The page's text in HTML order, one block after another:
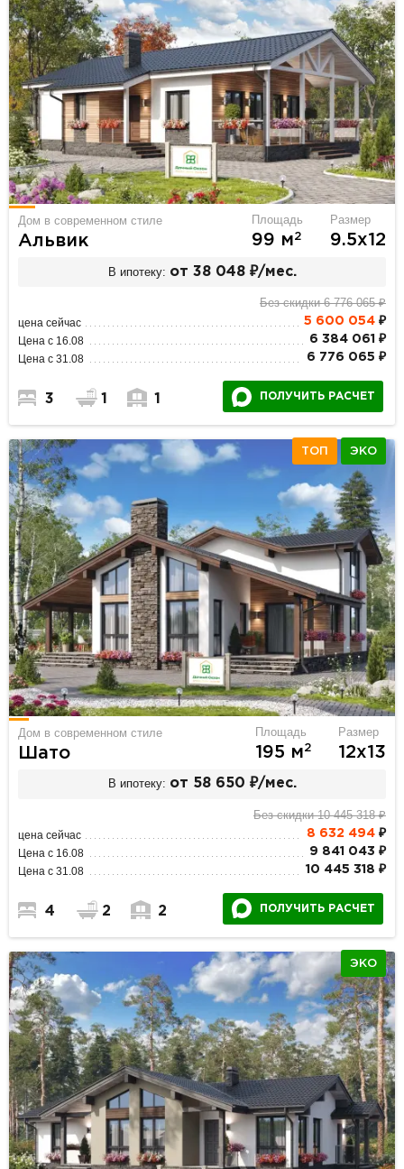
Дом в современном стиле
Альвик
Площадь
99 м2
Размер
9.5х12
В ипотеку: от 38 048 ₽/мес.
Без скидки 6 776 065 ₽
цена сейчас 5 600 054₽
Цена с 16.08 6 384 061 ₽
Цена с 31.08 6 776 065 ₽
3 1 1 ПОЛУЧИТЬ РАСЧЕТ
ТОП ЭКО
Дом в современном стиле
Шато
Площадь
195 м2
Размер
12х13
В ипотеку: от 58 650 ₽/мес.
Без скидки 10 445 318 ₽
цена сейчас 8 632 494₽
Цена с 16.08 9 841 043 ₽
Цена с 31.08 10 445 318 ₽
4 2 2 ПОЛУЧИТЬ РАСЧЕТ
ЭКО